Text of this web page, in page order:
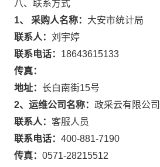
八、联系方式
1、 采购人名称： 大安市统计局
联系人： 刘宇婷
联系电话： 18643615133
传真：
地址： 长白南街15号
2、运维公司名称： 政采云有限公司
联系人： 客服人员
联系电话： 400-881-7190
传真： 0571-28215512